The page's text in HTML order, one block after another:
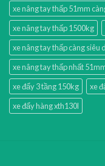
xe nâng tay thấp 51mm
xe nâng tay thấp 1500kg
xe nâng tay thấp càng siêu
xe nâng tay thấp nhất
xe đẩy 3 tầng 150kg
xe
xe đẩy hàng xth130l